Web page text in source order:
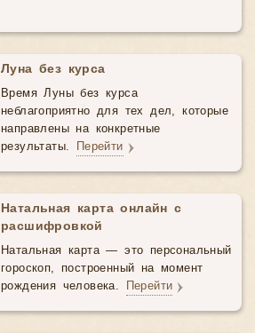
Луна без курса
Время Луны без курса
неблагоприятно для тех дел, которые
направлены на конкретные
результаты. Перейти
Натальная карта онлайн с
расшифровкой
Натальная карта — это персональный
гороскоп, построенный на момент
рождения человека. Перейти